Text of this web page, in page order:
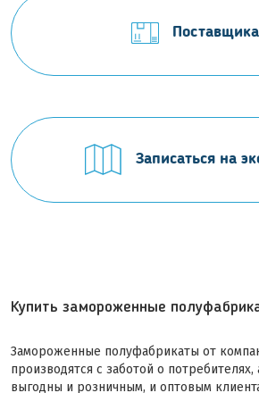
Записаться на
Купить замороженные
Замороженные полуфабрикаты от
производятся с заботой о потребителях,
выгодны и розничным, и оптовым